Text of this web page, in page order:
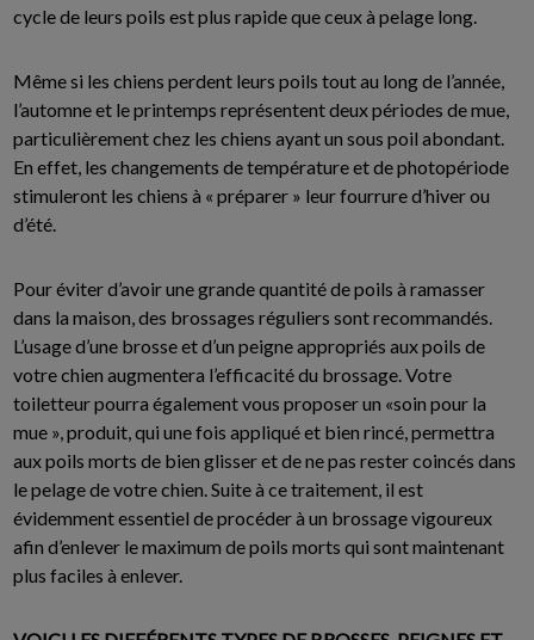
cycle de leurs poils est plus rapide que ceux à pelage long.
Même si les chiens perdent leurs poils tout au long de l’année,
l’automne et le printemps représentent deux périodes de mue,
particulièrement chez les chiens ayant un sous poil abondant.
En effet, les changements de température et de photopériode
stimuleront les chiens à « préparer » leur fourrure d’hiver ou
d’été.
Pour éviter d’avoir une grande quantité de poils à ramasser
dans la maison, des brossages réguliers sont recommandés.
L’usage d’une brosse et d’un peigne appropriés aux poils de
votre chien augmentera l’efficacité du brossage. Votre
toiletteur pourra également vous proposer un «soin pour la
mue », produit, qui une fois appliqué et bien rincé, permettra
aux poils morts de bien glisser et de ne pas rester coincés dans
le pelage de votre chien. Suite à ce traitement, il est
évidemment essentiel de procéder à un brossage vigoureux
afin d’enlever le maximum de poils morts qui sont maintenant
plus faciles à enlever.